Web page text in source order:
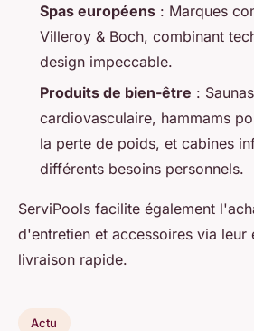
Spas européens : Marques
Villeroy & Boch, combinant
design impeccable.
Produits de bien-être :
cardiovasculaire, hammams
la perte de poids, et cabines
différents besoins personnels.
ServiPools facilite également
d'entretien et accessoires via leur
livraison rapide.
Actu